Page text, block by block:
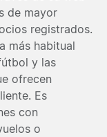
de mayor
registrados.
más habitual
y las
ofrecen
Es
con
o